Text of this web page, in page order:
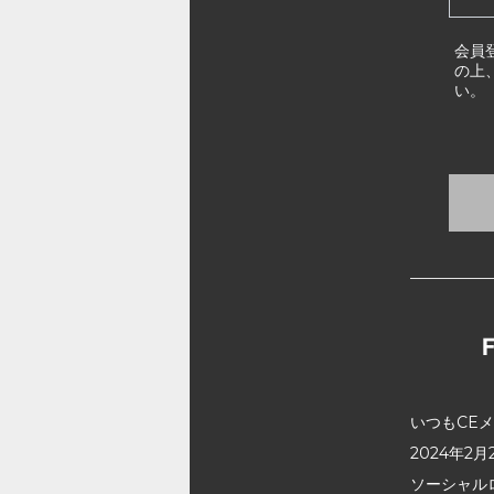
会員
の上
い。
いつもCE
2024年2月
ソーシャ